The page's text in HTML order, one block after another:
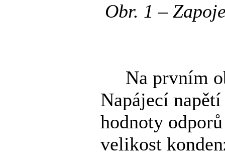
Obr. 1 –
Na prvním
Napájecí
hodnoty
velikost